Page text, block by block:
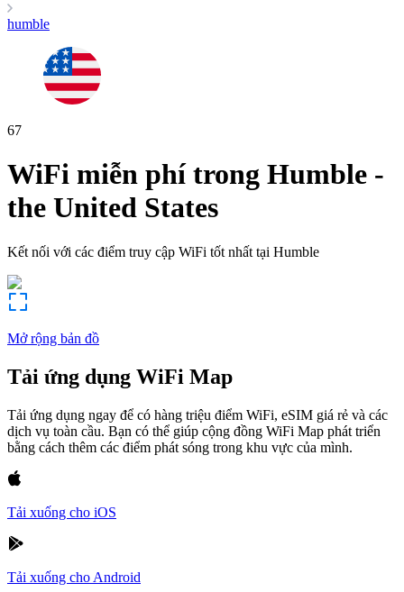
humble
67
WiFi miễn phí trong Humble -
the United States
Kết nối với các điểm truy cập WiFi tốt nhất tại Humble
Mở rộng bản đồ
Tải ứng dụng WiFi Map
Tải ứng dụng ngay để có hàng triệu điểm WiFi, eSIM giá rẻ và các
dịch vụ toàn cầu. Bạn có thể giúp cộng đồng WiFi Map phát triển
bằng cách thêm các điểm phát sóng trong khu vực của mình.
Tải xuống cho iOS
Tải xuống cho Android